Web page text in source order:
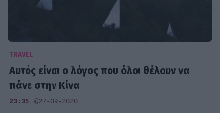
TRAVEL
Αυτός είναι ο λόγος που όλοι θέλουν να
πάνε στην Κίνα
23:35 @27-09-2020